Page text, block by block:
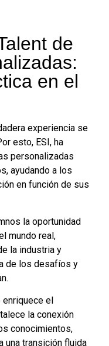
de
en el
experiencia se
esto, ESI, ha
personalizadas
ayudando a los
en función de sus
la oportunidad
mundo real,
la industria y
de los desafíos y
enriquece el
la conexión
conocimientos,
una transición fluida